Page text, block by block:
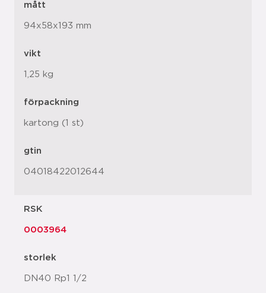
mått
94x58x193 mm
vikt
1,25 kg
förpackning
kartong (1 st)
gtin
04018422012644
RSK
0003964
storlek
DN40 Rp1 1/2